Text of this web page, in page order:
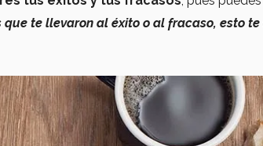
te llevaron al éxito o al fracaso, esto